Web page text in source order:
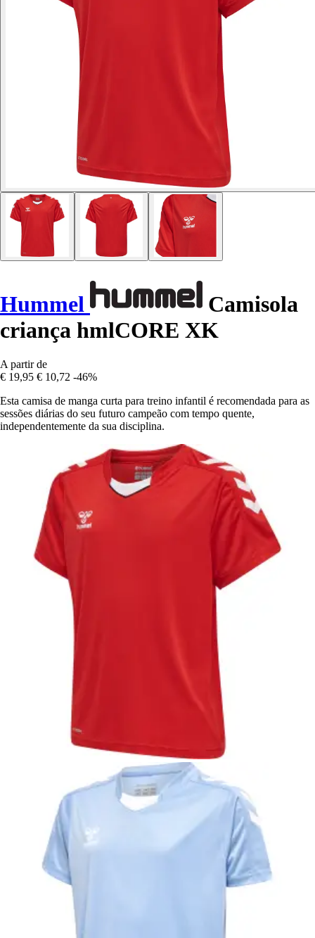
Hummel
Camisola
criança hmlCORE XK
A partir de
€ 19,95 € 10,72 -46%
Esta camisa de manga curta para treino infantil é recomendada para as
sessões diárias do seu futuro campeão com tempo quente,
independentemente da sua disciplina.